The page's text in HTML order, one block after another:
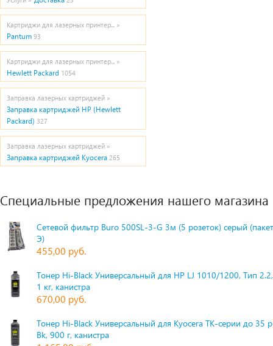
Картриджи для лазерных принтер... »
Pantum 93
Картриджи для лазерных принтер... »
Hewlett Packard 1054
Заправка лазерных картриджей »
Заправка картриджей HP (Hewlett
Packard) 327
Заправка лазерных картриджей »
Заправка картриджей Kyocera 265
Специальные предложения нашего магазина
Сетевой фильтр Buro 500SL-3-G 3м (5 розеток) серый
Э)
455,00 руб.
Тонер Hi-Black Универсальный для HP LJ 1010/1200, Тип
1 кг, канистра
670,00 руб.
Тонер Hi-Black Универсальный для Kyocera TK-серии до 35
Bk, 900 г, канистра